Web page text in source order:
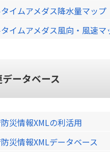
イムアメダス降水量マッ
イムアメダス風向・風速
ータベース
災情報XMLの利活用
災情報XMLデータベース